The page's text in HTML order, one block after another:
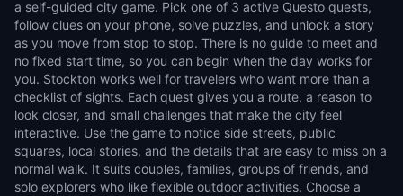
a self-guided city game. Pick one of 3 active Questo quests,
follow clues on your phone, solve puzzles, and unlock a story
as you move from stop to stop. There is no guide to meet and
no fixed start time, so you can begin when the day works for
you. Stockton works well for travelers who want more than a
checklist of sights. Each quest gives you a route, a reason to
look closer, and small challenges that make the city feel
interactive. Use the game to notice side streets, public
squares, local stories, and the details that are easy to miss on a
normal walk. It suits couples, families, groups of friends, and
solo explorers who like flexible outdoor activities. Choose a